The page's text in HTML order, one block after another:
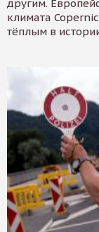
другим.
климата
тёплым в